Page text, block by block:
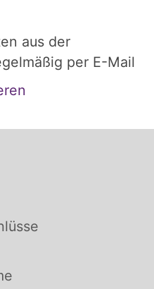
aus der
per E-Mail